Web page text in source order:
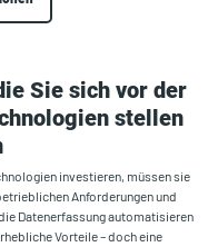
Sie sich vor der
stellen
investieren, müssen sie
Anforderungen und
Datenerfassung automatisieren
Vorteile – doch eine